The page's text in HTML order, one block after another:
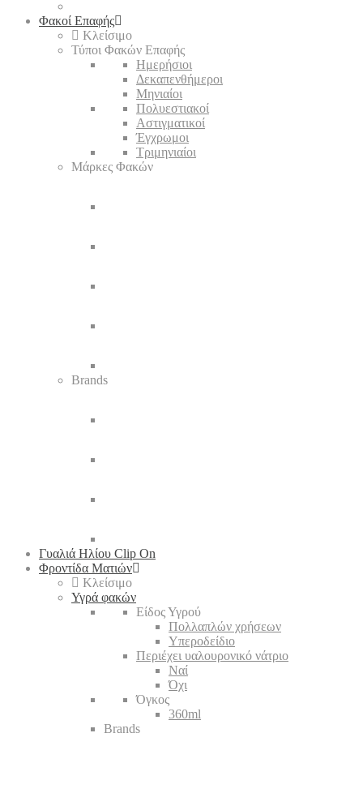
Φακοί Επαφής
Κλείσιμο
Τύποι Φακών Επαφής
Ημερήσιοι
Δεκαπενθήμεροι
Μηνιαίοι
Πολυεστιακοί
Αστιγματικοί
Έγχρωμοι
Τριμηνιαίοι
Μάρκες Φακών
Brands
Γυαλιά Ηλίου Clip On
Φροντίδα Ματιών
Κλείσιμο
Υγρά φακών
Είδος Υγρού
Πολλαπλών χρήσεων
Υπεροδείδιο
Περιέχει υαλουρονικό νάτριο
Ναί
Όχι
Όγκος
360ml
Brands